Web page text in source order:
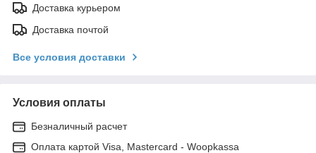
Доставка курьером
Доставка почтой
Все условия доставки
Условия оплаты
Безналичный расчет
Оплата картой Visa, Mastercard - Woopkassa